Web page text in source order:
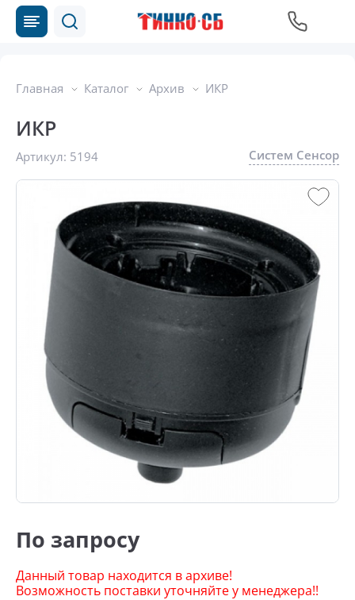
Главная Каталог Архив ИКР
ИКР
Артикул: 5194 Систем Сенсор
По запросу
Данный товар находится в архиве!
Возможность поставки уточняйте у менеджера!!